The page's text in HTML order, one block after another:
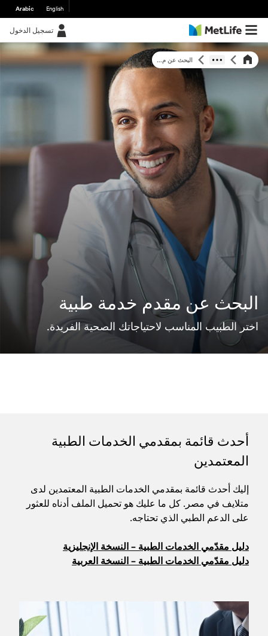
English
Arabic
تسجيل الدخول
البحث عن م...
البحث عن مقدم خدمة طبية
اختر الطبيب المناسب لاحتياجاتك الصحية الفريدة.
أحدث قائمة بمقدمي الخدمات الطبية
المعتمدين
إليك أحدث قائمة بمقدمي الخدمات الطبية المعتمدين لدى
متلايف في مصر. كل ما عليك هو تحميل الملف أدناه للعثور
على الدعم الطبي الذي تحتاجه.
دليل مقدّمي الخدمات الطبية – النسخة الإنجليزية
دليل مقدّمي الخدمات الطبية – النسخة العربية